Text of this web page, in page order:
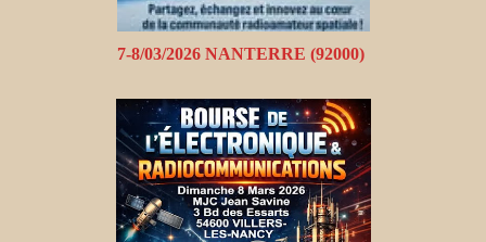
7-8/03/2026 NANTERRE (92000)